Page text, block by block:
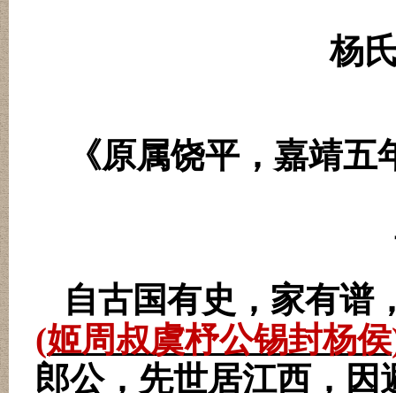
杨
《原属饶平，嘉靖五
自古国有史，家有谱
(姬周叔虞杼公锡封杨侯
郎公，先世居江西，